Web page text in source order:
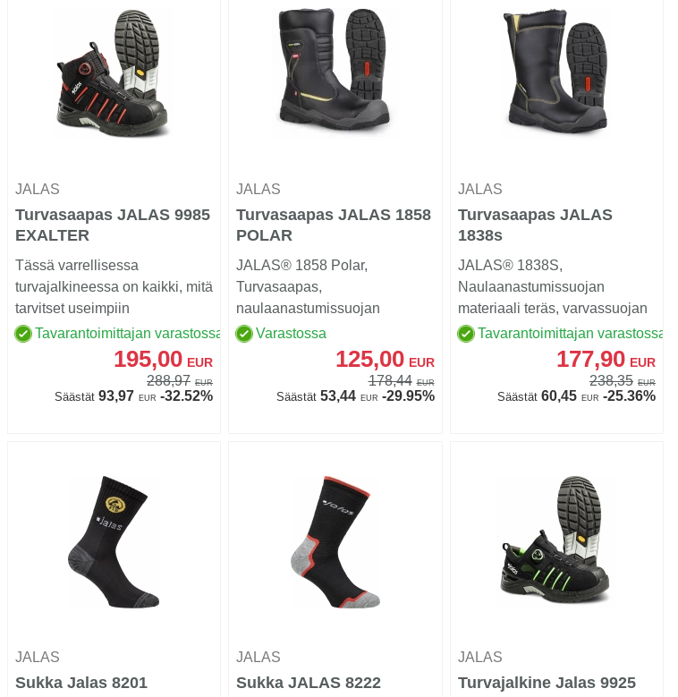
JALAS
Turvasaapas JALAS 9985
EXALTER
Tässä varrellisessa
turvajalkineessa on kaikki, mitä
tarvitset useimpiin
työtilanteisiin: PTC-tekst...
Tavarantoimittajan varastossa
195,00 EUR
288,97 EUR
Säästät 93,97 EUR -32.52%
JALAS
Turvasaapas JALAS 1858
POLAR
JALAS® 1858 Polar,
Turvasaapas,
naulaanastumissuojan
materiaali teräs, varvassuojan
Varastossa
125,00 EUR
178,44 EUR
Säästät53,44 EUR -29.95%
JALAS
Turvasaapas JALAS
1838s
JALAS® 1838S,
Naulaanastumissuojan
materiaali teräs, varvassuojan
materiaali alumiini, PU-...
Tavarantoimittajan varastossa
177,90 EUR
238,35 EUR
Säästät 60,45 EUR -25.36%
JALAS
Sukka Jalas 8201
JALAS
Sukka JALAS 8222
JALAS
Turvajalkine Jalas 9925